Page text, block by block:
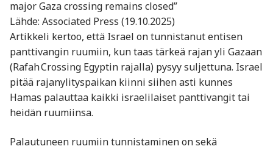
major Gaza crossing remains closed”
Lähde: Associated Press (19.10.2025)
Artikkeli kertoo, että Israel on tunnistanut entisen
panttivangin ruumiin, kun taas tärkeä rajan yli Gazaan
(Rafah Crossing Egyptin rajalla) pysyy suljettuna. Israel
pitää rajanylityspaikan kiinni siihen asti kunnes
Hamas palauttaa kaikki israelilaiset panttivangit tai
heidän ruumiinsa.
Palautuneen ruumiin tunnistaminen on sekä